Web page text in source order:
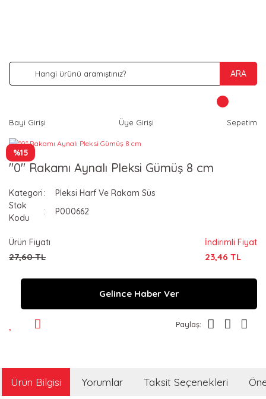
ARA
Bayi Girişi Üye Girişi Sepetim
%15
''0'' Rakamı Aynalı Pleksi Gümüş 8 cm
Kategori
Pleksi Harf Ve Rakam Süs
Stok
Kodu
P000662
Ürün Fiyatı
27,60 TL
İndirimli Fiyat
23,46 TL
Gelince Haber Ver
Paylaş:
Ürün Bilgisi Yorumlar Taksit Seçenekleri